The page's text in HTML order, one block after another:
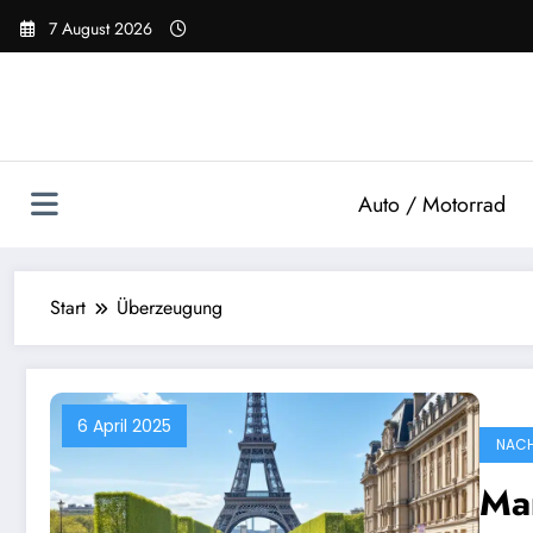
Zum
Inhalt
7 August 2026
Auto / Motorrad
Start Überzeugung
6 April 2025